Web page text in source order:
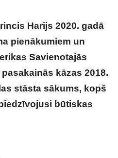
Harijs 2020. gadā
pienākumiem un
Savienotajās
kāzas 2018.
stāsta sākums, kopš
būtiskas